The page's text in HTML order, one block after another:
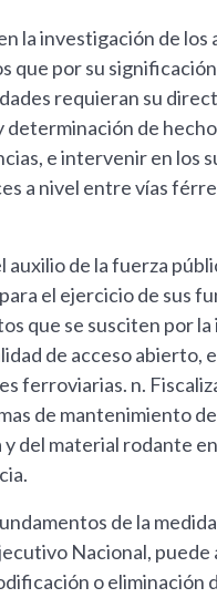
la investigación de los
que por su
requieran su
determinación de
e intervenir en los
a nivel entre vías
auxilio de la fuerza
el ejercicio de sus
que se susciten por
de acceso abierto,
ferroviarias. n.
de mantenimiento
del material rodante
de la
Nacional, puede
o eliminación